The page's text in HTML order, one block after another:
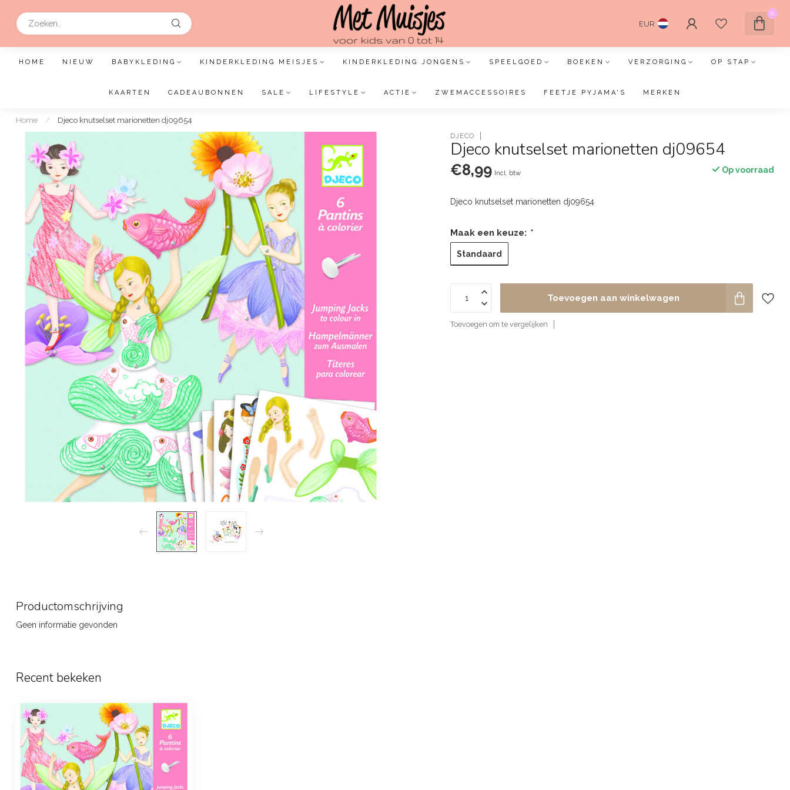
EUR
0
HOME NIEUW BABYKLEDING KINDERKLEDING MEISJES KINDERKLEDING JONGENS SPEELGOED BOEKEN VERZORGING OP STAP
KAARTEN CADEAUBONNEN SALE LIFESTYLE ACTIE ZWEMACCESSOIRES FEETJE PYJAMA'S MERKEN
Home / Djeco knutselset marionetten dj09654
DJECO
Djeco knutselset marionetten dj09654
€8,99 Incl. btw Op voorraad
Djeco knutselset marionetten dj09654
Maak een keuze: *
Standaard
Toevoegen aan winkelwagen
Toevoegen om te vergelijken
Productomschrijving
Geen informatie gevonden
Recent bekeken